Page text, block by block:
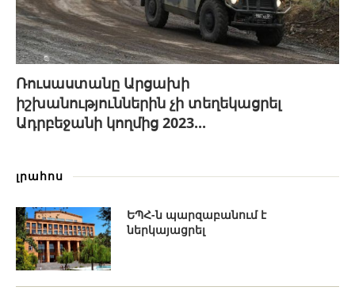
Ռուսաստանը Արցախի
իշխանություններին չի տեղեկացրել
Ադրբեջանի կողմից 2023...
լրահոս
ԵՊՀ-ն պարզաբանում է
ներկայացրել